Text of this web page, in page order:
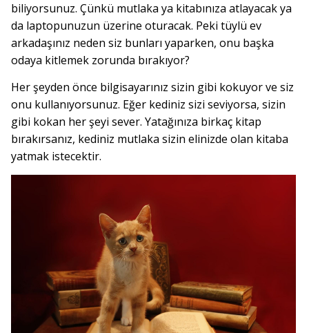
biliyorsunuz. Çünkü mutlaka ya kitabınıza atlayacak ya
da laptopunuzun üzerine oturacak. Peki tüylü ev
arkadaşınız neden siz bunları yaparken, onu başka
odaya kitlemek zorunda bırakıyor?
Her şeyden önce bilgisayarınız sizin gibi kokuyor ve siz
onu kullanıyorsunuz. Eğer kediniz sizi seviyorsa, sizin
gibi kokan her şeyi sever. Yatağınıza birkaç kitap
bırakırsanız, kediniz mutlaka sizin elinizde olan kitaba
yatmak istecektir.